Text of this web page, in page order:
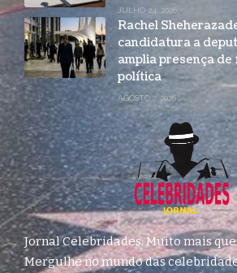
JULHO 24, 2026
Rachel
candidatura a
amplia presença de
política
AGOSTO 7, 2026
Jornal Celebridades: Muito mais
Mergulhe no mundo das